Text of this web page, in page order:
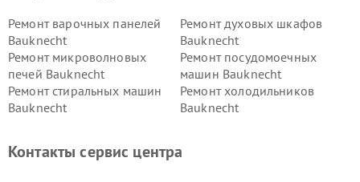
Ремонт варочных панелей
Bauknecht
Ремонт духовых шкафов
Bauknecht
Ремонт микроволновых
печей Bauknecht
Ремонт посудомоечных
машин Bauknecht
Ремонт стиральных машин
Bauknecht
Ремонт холодильников
Bauknecht
Контакты сервис центра